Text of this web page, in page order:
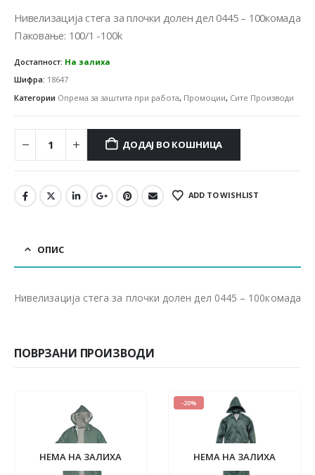
was:
300.00 ден.
is:
Нивелизација стега за плочки долен дел 0445 – 100комада
Паковање: 100/1 -100k
Достапност: На залиха
Шифра: 18647
Категории Опрема за заштита при работа, Промоции, Сите Производи
ДОДАЈ ВО КОШНИЦА
ADD TO WISHLIST
ОПИС
Нивелизација стега за плочки долен дел 0445 – 100комада
ПОВРЗАНИ ПРОИЗВОДИ
НЕМА НА ЗАЛИХА
-20%
НЕМА НА ЗАЛИХА